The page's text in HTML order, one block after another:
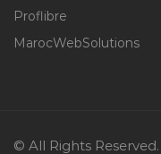
Proflibre
MarocWebSolutions
© All Rights Reserved.